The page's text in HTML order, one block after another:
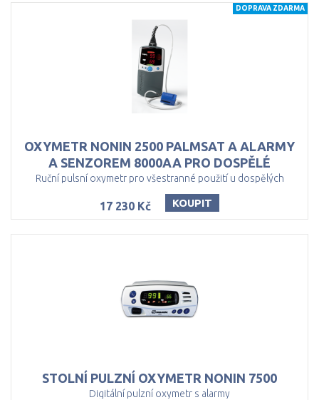
OXYMETR NONIN 2500 PALMSAT A ALARMY
A SENZOREM 8000AA PRO DOSPĚLÉ
Ruční pulsní oxymetr pro všestranné použití u dospělých
17 230 Kč KOUPIT
DOPRAVA ZDARMA
STOLNÍ PULZNÍ OXYMETR NONIN 7500
Digitální pulzní oxymetr s alarmy